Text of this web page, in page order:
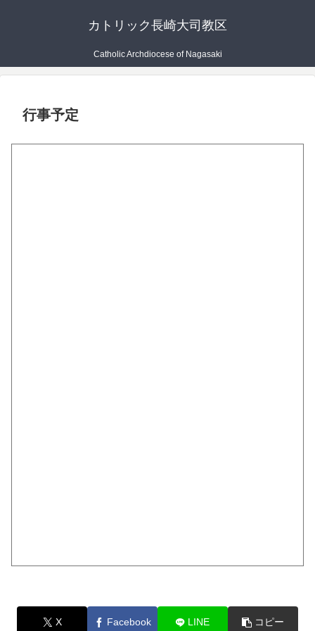
カトリック長崎大司教区
Catholic Archdiocese of Nagasaki
行事予定
X Facebook LINE コピー